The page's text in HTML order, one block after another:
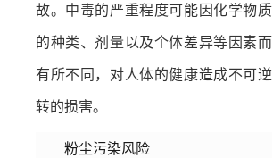
故。中毒的严重程度可能因化学物质
的种类、剂量以及个体差异等因素而
有所不同，对人体的健康造成不可逆
转的损害。
粉尘污染风险